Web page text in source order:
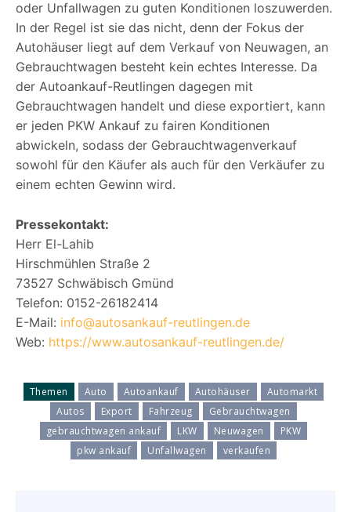
oder Unfallwagen zu guten Konditionen loszuwerden.
In der Regel ist sie das nicht, denn der Fokus der
Autohäuser liegt auf dem Verkauf von Neuwagen, an
Gebrauchtwagen besteht kein echtes Interesse. Da
der Autoankauf-Reutlingen dagegen mit
Gebrauchtwagen handelt und diese exportiert, kann
er jeden PKW Ankauf zu fairen Konditionen
abwickeln, sodass der Gebrauchtwagenverkauf
sowohl für den Käufer als auch für den Verkäufer zu
einem echten Gewinn wird.
Pressekontakt:
Herr El-Lahib
Hirschmühlen Straße 2
73527 Schwäbisch Gmünd
Telefon: 0152-26182414
E-Mail: info@autosankauf-reutlingen.de
Web: https://www.autosankauf-reutlingen.de/
Themen Auto Autoankauf Autohäuser
Automarkt
Autos
Export Fahrzeug
Gebrauchtwagen
gebrauchtwagen ankauf
LKW Neuwagen
PKW
pkw ankauf
Unfallwagen verkaufen